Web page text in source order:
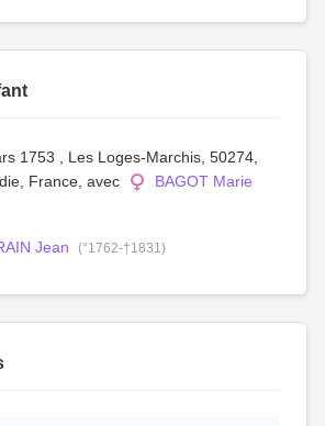
1753 , Les Loges-Marchis, 50274,
France, avec
BAGOT Marie
Jean (°1762-†1831)